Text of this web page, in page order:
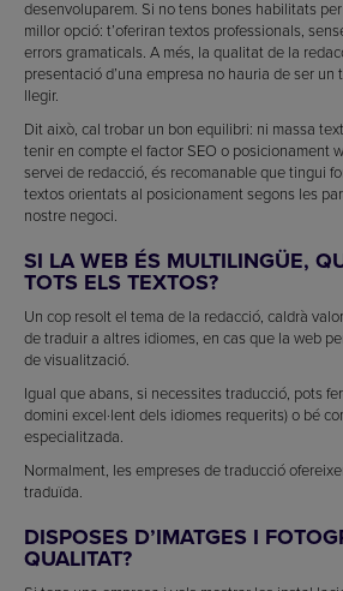
desenvoluparem. Si no tens bones habilitats
millor opció: t’oferiran textos professionals,
errors gramaticals. A més, la qualitat de la
presentació d’una empresa no hauria de ser
llegir.
Dit això, cal trobar un bon equilibri: ni massa
tenir en compte el factor SEO o posicionament
servei de redacció, és recomanable que tingui
textos orientats al posicionament segons les
nostre negoci.
SI LA WEB ÉS MULTILINGÜE,
TOTS ELS TEXTOS?
Un cop resolt el tema de la redacció, caldrà
de traduir a altres idiomes, en cas que la web
de visualització.
Igual que abans, si necessites traducció, pots
domini excel·lent dels idiomes requerits) o bé
especialitzada.
Normalment, les empreses de traducció
traduïda.
DISPOSES D’IMATGES I
QUALITAT?